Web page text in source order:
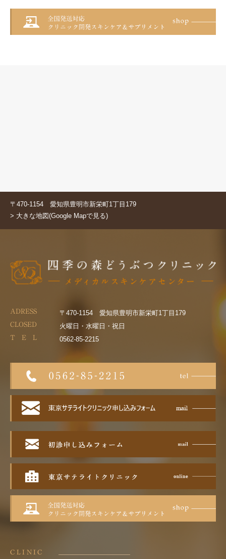
〒470-1154 愛知県豊明市新栄町1丁目179
> 大きな地図(Google Mapで見る)
ADRESS 〒470-1154 愛知県豊明市新栄町1丁目179
CLOSED 火曜日・水曜日・祝日
T E L 0562-85-2215
CLINIC